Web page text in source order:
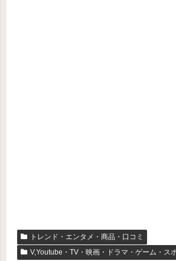
トレンド・エンタメ・商品・口コミ
V,Youtube・TV・映画・ドラマ・ゲーム・ス